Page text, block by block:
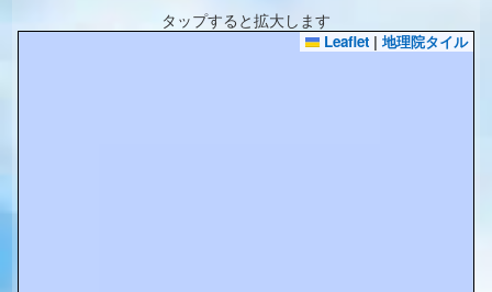
タップすると拡大します
Leaflet | 地理院タイル